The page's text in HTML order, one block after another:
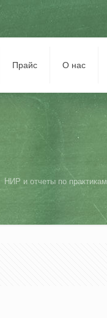
Прайс О нас
НИР и отчеты по практикам